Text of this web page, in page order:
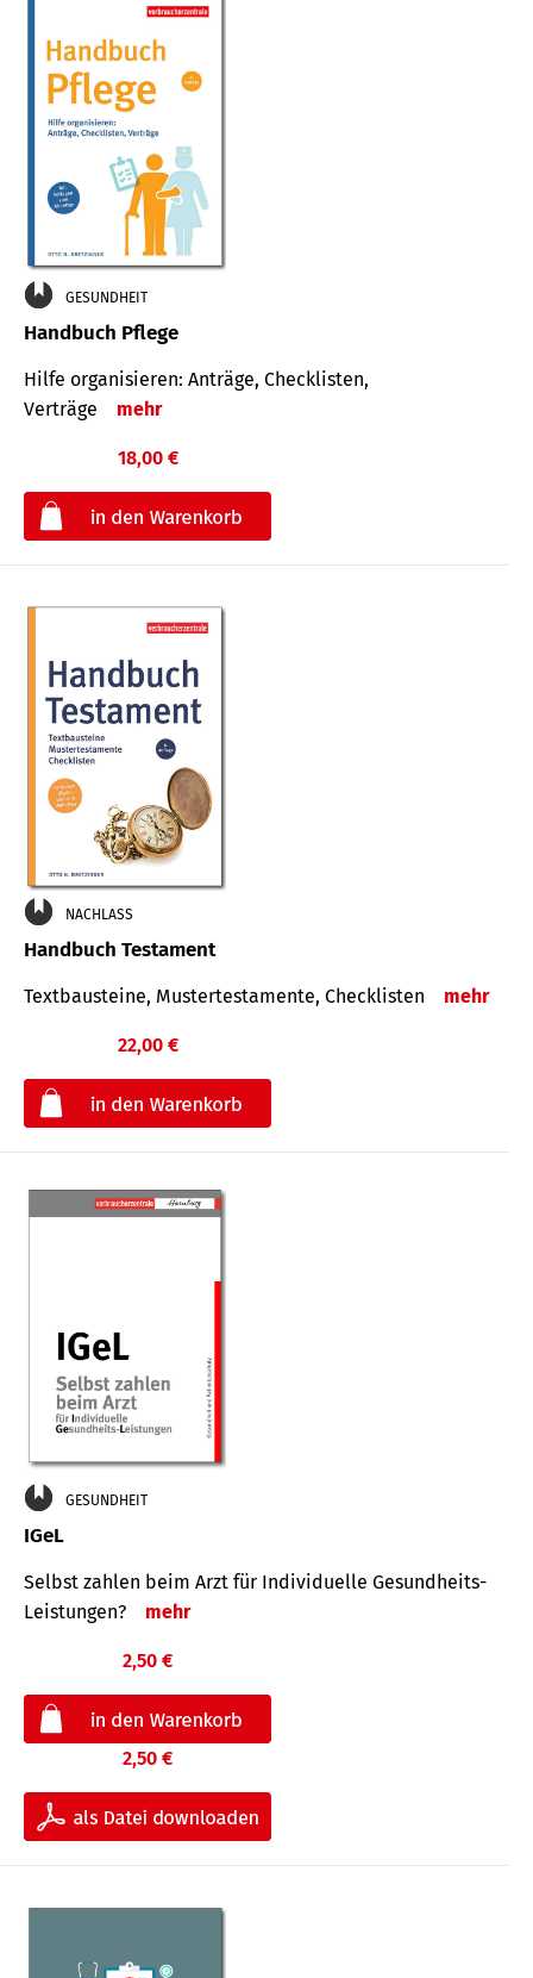
GESUNDHEIT
Handbuch Pflege
Hilfe organisieren: Anträge, Checklisten,
Verträge
mehr
18,00 €
NACHLASS
Handbuch Testament
Textbausteine, Mustertestamente, Checklisten mehr
22,00 €
GESUNDHEIT
IGeL
Selbst zahlen beim Arzt für Indi­vidu­elle Gesund­heits-
Leis­tungen?
mehr
2,50 €
2,50 €